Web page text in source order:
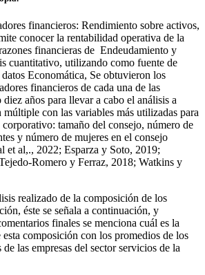
financieros: Rendimiento sobre activos,
conocer la rentabilidad operativa de la
financieras de Endeudamiento y
cuantitativo, utilizando como fuente de
Economática, Se obtuvieron los
financieros de cada una de las
años para llevar a cabo el análisis a
con las variables más utilizadas para
tamaño del consejo, número de
y número de mujeres en el consejo
et al,., 2022; Esparza y Soto, 2019;
Romero y Ferraz, 2018; Watkins y
realizado de la composición de los
éste se señala a continuación, y
finales se menciona cuál es la
composición con los promedios de los
las empresas del sector servicios de la